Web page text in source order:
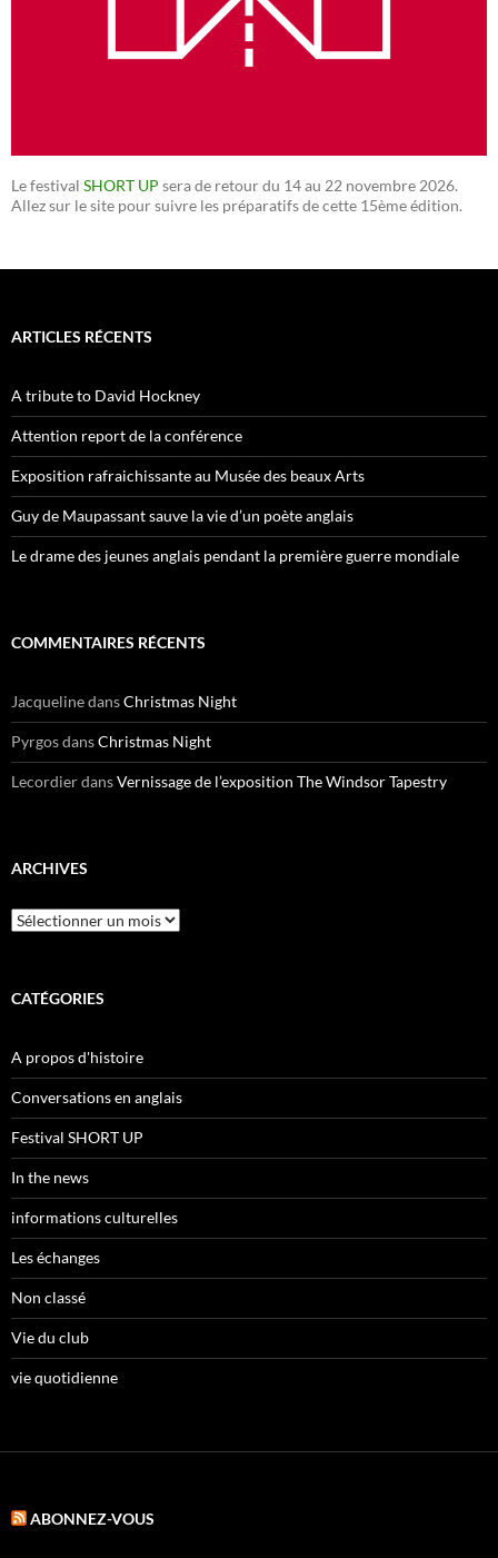
Le festival SHORT UP sera de retour du 14 au 22 novembre 2026.
Allez sur le site pour suivre les préparatifs de cette 15ème édition.
ARTICLES RÉCENTS
A tribute to David Hockney
Attention report de la conférence
Exposition rafraichissante au Musée des beaux Arts
Guy de Maupassant sauve la vie d’un poète anglais
Le drame des jeunes anglais pendant la première guerre mondiale
COMMENTAIRES RÉCENTS
JacquelinedansChristmas Night
PyrgosdansChristmas Night
LecordierdansVernissage de l’exposition The Windsor Tapestry
ARCHIVES
Archives
CATÉGORIES
A propos d'histoire
Conversations en anglais
Festival SHORT UP
In the news
informations culturelles
Les échanges
Non classé
Vie du club
vie quotidienne
ABONNEZ-VOUS